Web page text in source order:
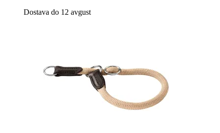
Dostava do 12 avgust